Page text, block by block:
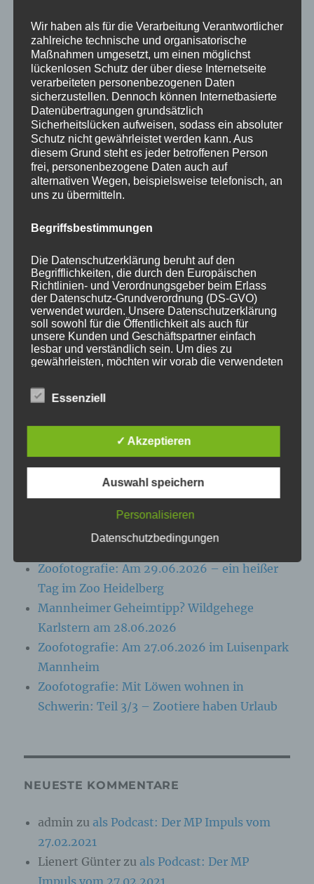
NEWS ABONNIEREN?
Your email:
KATEGORIEN
Aktuelle Fakten und Umfragen
Aktuelles vom MP
Allgemein
Naturfoto-Blog
Zoofotografie: Am 29.06.2026 – ein heißer
Tag im Zoo Heidelberg
Mannheimer Geheimtipp? Wildgehege
Karlstern am 28.06.2026
Zoofotografie: Am 27.06.2026 im Luisenpark
Mannheim
Zoofotografie: Mit Löwen wohnen in
Schwerin: Teil 3/3 – Zootiere haben Urlaub
NEUESTE KOMMENTARE
admin zu als Podcast: Der MP Impuls vom
27.02.2021
Lienert Günter zu als Podcast: Der MP
Wir haben als für die Verarbeitung Verantwortlicher
zahlreiche technische und organisatorische
Maßnahmen umgesetzt, um einen möglichst
lückenlosen Schutz der über diese Internetseite
verarbeiteten personenbezogenen Daten
sicherzustellen. Dennoch können Internetbasierte
Datenübertragungen grundsätzlich
Sicherheitslücken aufweisen, sodass ein absoluter
Schutz nicht gewährleistet werden kann. Aus
diesem Grund steht es jeder betroffenen Person
frei, personenbezogene Daten auch auf
alternativen Wegen, beispielsweise telefonisch, an
uns zu übermitteln.
Begriffsbestimmungen
Die Datenschutzerklärung beruht auf den
Begrifflichkeiten, die durch den Europäischen
Richtlinien- und Verordnungsgeber beim Erlass
der Datenschutz-Grundverordnung (DS-GVO)
verwendet wurden. Unsere Datenschutzerklärung
soll sowohl für die Öffentlichkeit als auch für
unsere Kunden und Geschäftspartner einfach
lesbar und verständlich sein. Um dies zu
gewährleisten, möchten wir vorab die verwendeten
a) personenbezogene Daten
Personenbezogene Daten sind alle
Informationen, die sich auf eine identifizierte
oder identifizierbare natürliche Person (im
identifizierbar wird eine natürliche Person
angesehen, die direkt oder indirekt,
insbesondere mittels Zuordnung zu einer
Kennung wie einem Namen, zu einer
Kennnummer, zu Standortdaten, zu einer
Online-Kennung oder zu einem oder mehreren
besonderen Merkmalen, die Ausdruck der
physischen, physiologischen, genetischen,
psychischen, wirtschaftlichen, kulturellen oder
sozialen Identität dieser natürlichen Person
sind, identifiziert werden kann.
identifizierbare natürliche Person, deren
werden.
c) Verarbeitung
Essenziell
✓ Akzeptieren
Auswahl speichern
Personalisieren
Datenschutzbedingungen